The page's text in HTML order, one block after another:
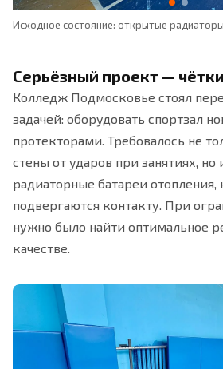
Исходное состояние: открытые
Серьёзный проект —
Колледж Подмосковье стоял
задачей: оборудовать спортзал
протекторами. Требовалось не
стены от ударов при занятиях, но
радиаторные батареи отопления,
подвергаются контакту. При
нужно было найти оптимальное
качестве.